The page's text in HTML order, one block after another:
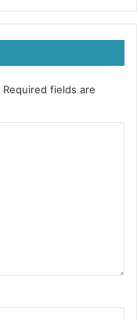
Required fields are